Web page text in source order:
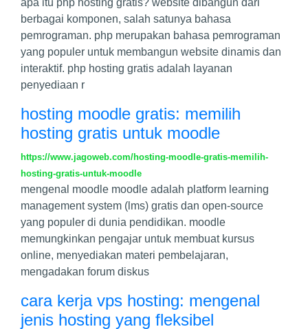
apa itu php hosting gratis? website dibangun dari
berbagai komponen, salah satunya bahasa
pemrograman. php merupakan bahasa pemrograman
yang populer untuk membangun website dinamis dan
interaktif. php hosting gratis adalah layanan
penyediaan r
hosting moodle gratis: memilih
hosting gratis untuk moodle
https://www.jagoweb.com/hosting-moodle-gratis-memilih-
hosting-gratis-untuk-moodle
mengenal moodle moodle adalah platform learning
management system (lms) gratis dan open-source
yang populer di dunia pendidikan. moodle
memungkinkan pengajar untuk membuat kursus
online, menyediakan materi pembelajaran,
mengadakan forum diskus
cara kerja vps hosting: mengenal
jenis hosting yang fleksibel